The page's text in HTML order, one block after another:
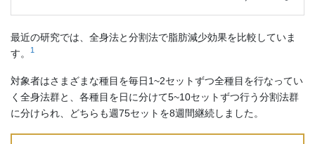
最近の研究では、全身法と分割法で脂肪減少効果を比較していま
す。
1
対象者はさまざまな種目を毎日1~2セットずつ全種目を行なってい
く全身法群と、各種目を日に分けて5~10セットずつ行う分割法群
に分けられ、どちらも週75セットを8週間継続しました。